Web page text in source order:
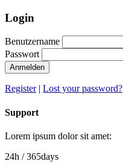
Login
Benutzername
Passwort
Anmelden
Register| Lost your password?
Support
Lorem ipsum dolor sit amet:
24h / 365days